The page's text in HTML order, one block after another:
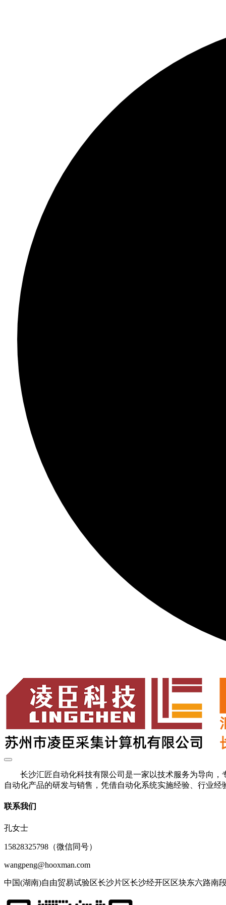
长沙汇匠自动化科技有限公司是一家以技术服务为导向，
自动化产品的研发与销售，凭借自动化系统实施经验、行业
联系我们
孔女士
15828325798（微信同号）
wangpeng@hooxman.com
中国(湖南)自由贸易试验区长沙片区长沙经开区区块东六路南